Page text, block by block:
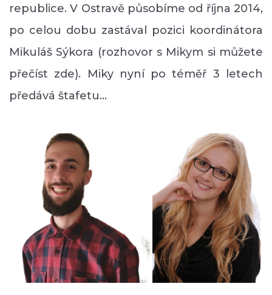
republice. V Ostravě působíme od října 2014,
po celou dobu zastával pozici koordinátora
Mikuláš Sýkora (rozhovor s Mikym si můžete
přečíst zde). Miky nyní po téměř 3 letech
předává štafetu…